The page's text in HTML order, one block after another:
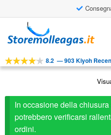
alla
al
STRUMENTI
APPLICAZIONI
SERVIZIO CLIENTI
8.2 —903 Kiyoh
In occasione della
potrebbero verificarsi
ordini.